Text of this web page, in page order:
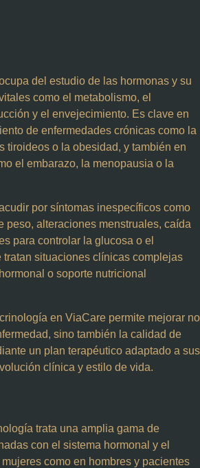
del estudio de las hormonas y su
como el metabolismo, el
y el envejecimiento. Es clave en
de enfermedades crónicas como la
tiroideos o la obesidad, y también en
el embarazo, la menopausia o la
por síntomas inespecíficos como
peso, alteraciones menstruales, caída
para controlar la glucosa o el
tratan situaciones clínicas complejas
o soporte nutricional
en ViaCare permite mejorar no
sino también la calidad de
un plan terapéutico adaptado a sus
clínica y estilo de vida.
trata una amplia gama de
con el sistema hormonal y el
mujeres como en hombres y pacientes